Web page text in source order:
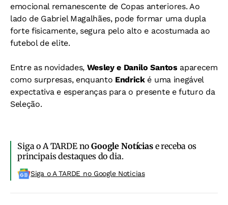
emocional remanescente de Copas anteriores. Ao
lado de Gabriel Magalhães, pode formar uma dupla
forte fisicamente, segura pelo alto e acostumada ao
futebol de elite.
Entre as novidades, Wesley e Danilo Santos aparecem
como surpresas, enquanto Endrické uma inegável
expectativa e esperanças para o presente e futuro da
Seleção.
Siga o A TARDE noGoogle Notíciase receba os
principais destaques do dia.
Siga o A TARDE no Google Noticias